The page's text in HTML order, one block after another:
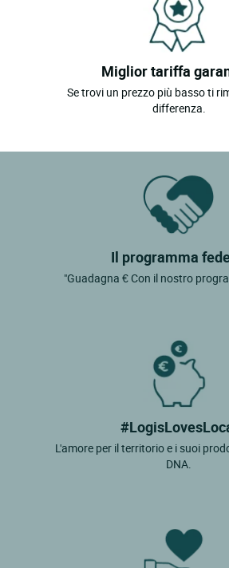
Miglior tariffa
Se trovi un prezzo più basso ti
differenza.
Il programma
"Guadagna € Con il nostro
L'amore per il territorio e i suoi
DNA.